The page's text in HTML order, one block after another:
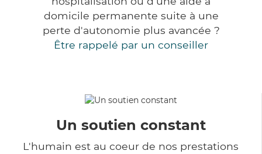
domicile permanente suite à une
perte d'autonomie plus avancée ?
Être rappelé par un conseiller
Un soutien constant
L'humain est au coeur de nos prestations